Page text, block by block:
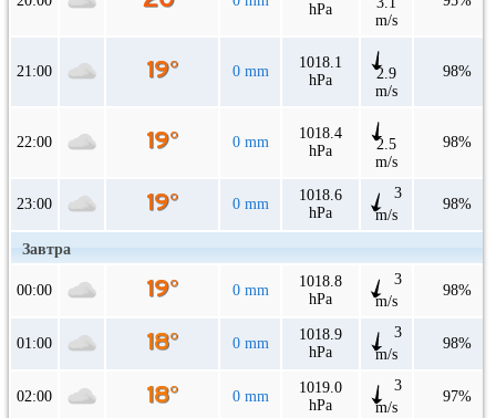
hPa
m/s
21:00 0 mm
1018.1
hPa
2.9
m/s
98%
22:00 0 mm
1018.4
hPa
2.5
m/s
98%
23:00 0 mm
1018.6
hPa
3
m/s
98%
Завтра
00:00 0 mm
1018.8
hPa
3
m/s
98%
01:00 0 mm
1018.9
hPa
3
m/s
98%
02:00 0 mm
1019.0
hPa
3
m/s
97%